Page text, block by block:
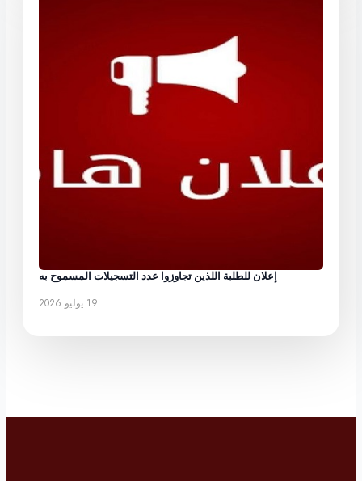
إعلان للطلبة اللذين تجاوزوا عدد التسجيلات المسموح به
19 يوليو 2026